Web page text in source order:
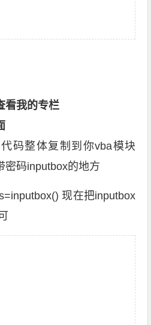
看我的专栏
码整体复制到你vba模块
密码inputbox的地方
现在把inputbox